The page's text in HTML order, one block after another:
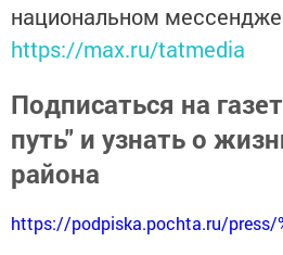
национальном
https://max.ru/tatmedia
Подписаться на
путь" и узнать о
района
https://podpiska.pochta.ru/press/